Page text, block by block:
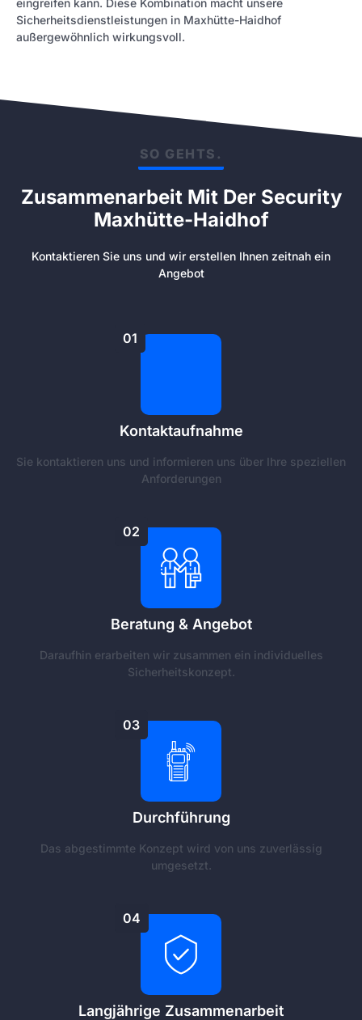
eingreifen kann. Diese Kombination macht unsere
Sicherheitsdienstleistungen in Maxhütte-Haidhof
außergewöhnlich wirkungsvoll.
SO GEHTS.
Zusammenarbeit Mit Der Security
Maxhütte-Haidhof
Kontaktieren Sie uns und wir erstellen Ihnen zeitnah ein
Angebot
01
Kontaktaufnahme
Sie kontaktieren uns und informieren uns über Ihre speziellen
Anforderungen
02
Beratung & Angebot
Daraufhin erarbeiten wir zusammen ein individuelles
Sicherheitskonzept.
03
Durchführung
Das abgestimmte Konzept wird von uns zuverlässig
umgesetzt.
04
Langjährige Zusammenarbeit